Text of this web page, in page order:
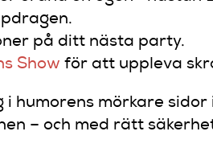
på ditt nästa party.
Show för att uppleva
humorens mörkare sidor
– och med rätt